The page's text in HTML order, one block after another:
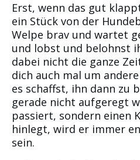
Erst, wenn das gut
ein Stück von der
Welpe brav und wartet
und lobst und belohnst
dabei nicht die ganze
dich auch mal um
es schaffst, ihn dann zu
gerade nicht aufgeregt
passiert, sondern einen
hinlegt, wird er immer
sein.